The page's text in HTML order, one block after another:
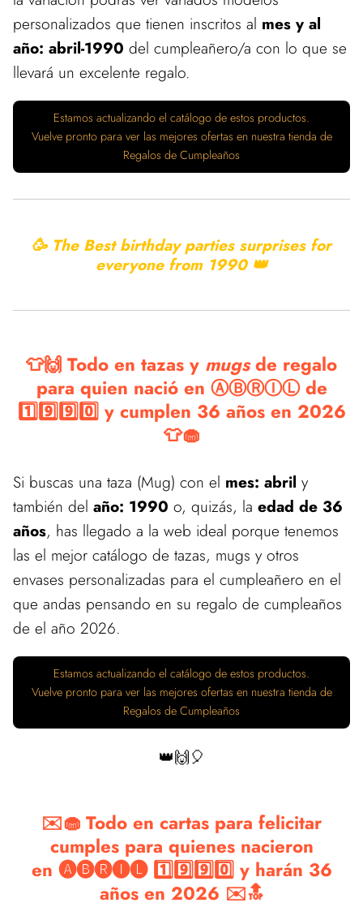
personalizados que tienen inscritos al mes y al
año: abril-1990 del cumpleañero/a con lo que se
llevará un excelente regalo.
Estamos actualizando el catálogo de estos productos.
Vuelve pronto para ver las mejores ofertas en nuestra tienda de
Regalos de Cumpleaños
🥳 The Best birthday parties surprises for
everyone from 1990 👑
👕🙌 Todo en tazas y mugsde regalo
para quien nació en ⒶⒷⓇⒾⓁ de
1️⃣9️⃣9️⃣0️⃣ y cumplen 36 años en 2026
👕🧁
Si buscas una taza (Mug) con el mes: abril y
también del año: 1990 o, quizás, la edad de 36
años, has llegado a la web ideal porque tenemos
las el mejor catálogo de tazas, mugs y otros
envases personalizadas para el cumpleañero en el
que andas pensando en su regalo de cumpleaños
de el año 2026.
Estamos actualizando el catálogo de estos productos.
Vuelve pronto para ver las mejores ofertas en nuestra tienda de
Regalos de Cumpleaños
👑🙌🎈
✉️🧁 Todo en cartas para felicitar
cumples para quienes nacieron
en 🅐🅑🅡🅘🅛 1️⃣9️⃣9️⃣0️⃣ y harán 36
años en 2026 ✉️🔝